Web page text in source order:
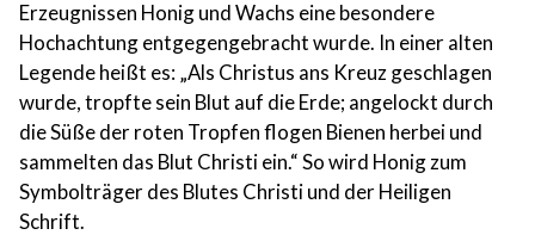
Erzeugnissen Honig und Wachs eine besondere
Hochachtung entgegengebracht wurde. In einer alten
Legende heißt es: „Als Christus ans Kreuz geschlagen
wurde, tropfte sein Blut auf die Erde; angelockt durch
die Süße der roten Tropfen flogen Bienen herbei und
sammelten das Blut Christi ein.“ So wird Honig zum
Symbolträger des Blutes Christi und der Heiligen
Schrift.